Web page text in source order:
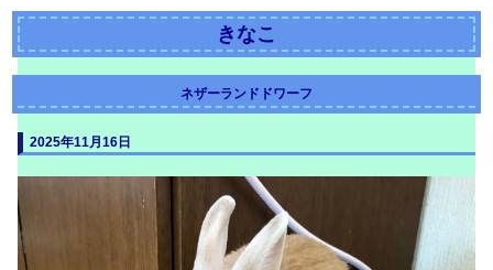
きなこ
ネザーランドドワーフ
2025年11月16日